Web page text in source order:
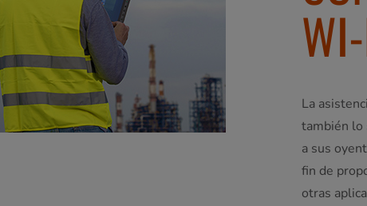
La
también lo
a sus
fin de
otras